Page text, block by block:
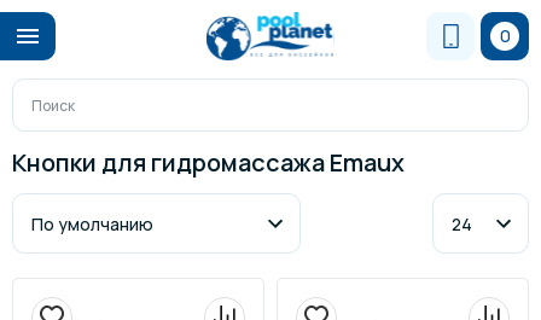
0
Кнопки для гидромассажа Emaux